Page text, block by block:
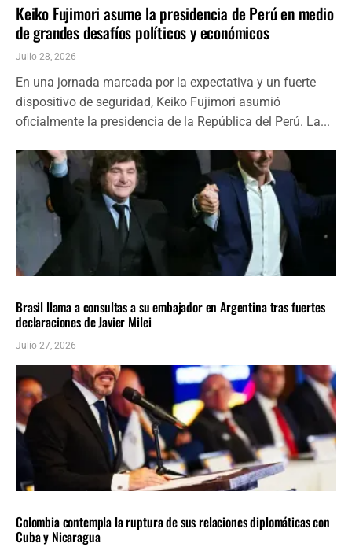
Keiko Fujimori asume la presidencia de Perú en medio
de grandes desafíos políticos y económicos
Julio 28, 2026
En una jornada marcada por la expectativa y un fuerte
dispositivo de seguridad, Keiko Fujimori asumió
oficialmente la presidencia de la República del Perú. La...
Brasil llama a consultas a su embajador en Argentina tras fuertes
declaraciones de Javier Milei
Julio 27, 2026
Colombia contempla la ruptura de sus relaciones diplomáticas con
Cuba y Nicaragua